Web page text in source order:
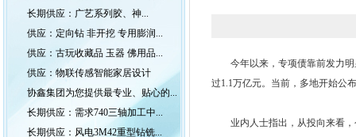
长期供应：广艺系列胶、神...
供应：定向钻 非开挖 专用膨润...
供应：古玩收藏品 玉器 佛用品...
供应：物联传感智能家居设计
协鑫集团为您提供最专业、贴心的...
长期供应：需求740三轴加工中...
长期供应：风电3M42重型钻铣...
今年以来，专项债靠前发力明
过1.1万亿元。当前，多地开始公
业内人士指出，从投向来看，